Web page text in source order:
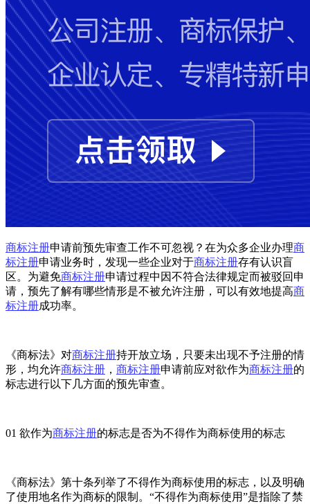
商标注册申请前预先审查工作不可忽视？在为众多企业办理商
标注册申请业务时，发现一些企业对于商标注册存有认识盲
区。为避免商标注册申请过程中因不符合法律规定而被驳回申
请，预先了解有哪些情形是不被允许注册，可以有效地提高商
标注册成功率。
《商标法》对商标注册持开放立场，只要未出现不予注册的情
形，均允许商标注册 ， 商标注册申请前应对欲作为商标注册的
标志进行以下几方面的预先审查。
01 欲作为商标注册的标志是否为不得作为商标使用的标志
《商标法》第十条列举了不得作为商标使用的标志，以及明确
了使用地名作为商标的限制。“不得作为商标使用”是指除了禁